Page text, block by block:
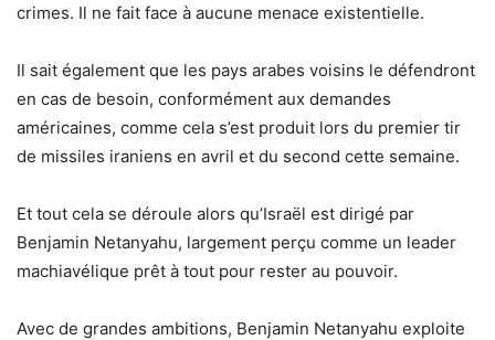
crimes. Il ne fait face à aucune menace existentielle.
Il sait également que les pays arabes voisins le défendront
en cas de besoin, conformément aux demandes
américaines, comme cela s’est produit lors du premier tir
de missiles iraniens en avril et du second cette semaine.
Et tout cela se déroule alors qu’Israël est dirigé par
Benjamin Netanyahu, largement perçu comme un leader
machiavélique prêt à tout pour rester au pouvoir.
Avec de grandes ambitions, Benjamin Netanyahu exploite